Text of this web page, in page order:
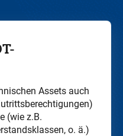
Assets auch
(wie z.B.
o. ä.)